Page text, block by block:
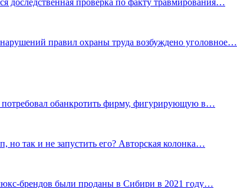
доследственная проверка по факту травмирования…
правил охраны труда возбуждено уголовное…
обанкротить фирму, фигурирующую в…
но так и не запустить его? Авторская колонка…
брендов были проданы в Сибири в 2021 году…